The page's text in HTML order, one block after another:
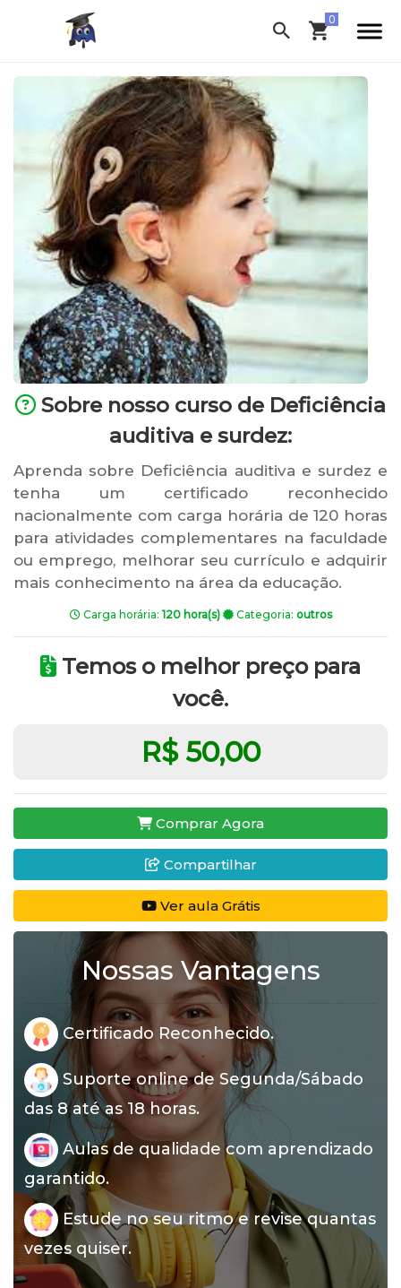
Sobre nosso curso de Deficiência
auditiva e surdez:
Aprenda sobre Deficiência auditiva e surdez e
tenha um certificado reconhecido
nacionalmente com carga horária de 120 horas
para atividades complementares na faculdade
ou emprego, melhorar seu currículo e adquirir
mais conhecimento na área da educação.
Carga horária: 120 hora(s) Categoria: outros
Temos o melhor preço para
você.
R$ 50,00
Comprar Agora
Compartilhar
Ver aula Grátis
Nossas Vantagens
Certificado Reconhecido.
Suporte online de Segunda/Sábado
das 8 até as 18 horas.
Aulas de qualidade com aprendizado
garantido.
Estude no seu ritmo e revise quantas
vezes quiser.